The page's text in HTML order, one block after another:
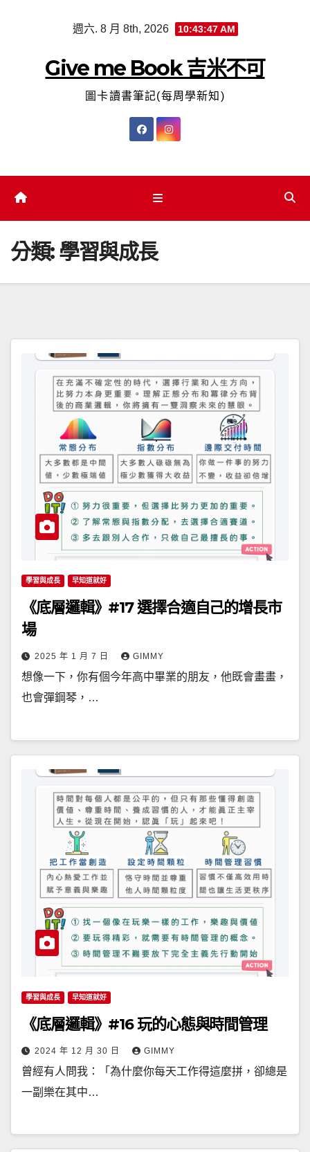
週六. 8 月 8th, 2026 10:43:48 AM
Give me Book 吉米不可
圖卡讀書筆記(每周學新知)
分類:學習與成長
學習與成長 早知道就好
《底層邏輯》#17 選擇合適自己的增長市
場
2025 年 1 月 7 日 GIMMY
想像一下，你有個今年高中畢業的朋友，他既會畫畫，
也會彈鋼琴，…
學習與成長 早知道就好
《底層邏輯》#16 玩的心態與時間管理
2024 年 12 月 30 日 GIMMY
曾經有人問我：「為什麼你每天工作得這麼拼，卻總是
一副樂在其中…